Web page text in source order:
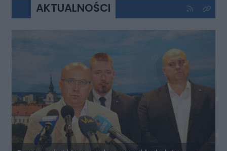
AKTUALNOŚCI Kliknij aby
Kliknij